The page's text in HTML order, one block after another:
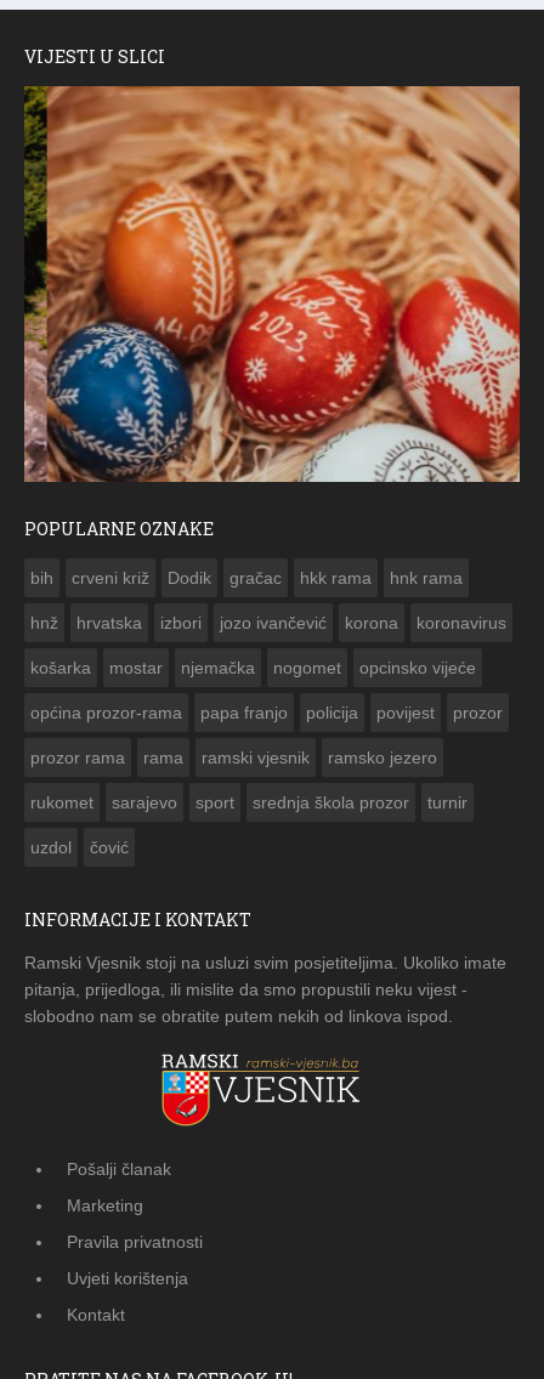
VIJESTI U SLICI
POPULARNE OZNAKE
bih crveni križ Dodik gračac hkk rama hnk rama
hnž hrvatska izbori jozo ivančević korona koronavirus
košarka mostar njemačka nogomet opcinsko vijeće
općina prozor-rama papa franjo policija povijest prozor
prozor rama rama ramski vjesnik ramsko jezero
rukomet sarajevo sport srednja škola prozor turnir
uzdol čović
INFORMACIJE I KONTAKT
Ramski Vjesnik stoji na usluzi svim posjetiteljima. Ukoliko imate
pitanja, prijedloga, ili mislite da smo propustili neku vijest -
slobodno nam se obratite putem nekih od linkova ispod.
Pošalji članak
Marketing
Pravila privatnosti
Uvjeti korištenja
Kontakt